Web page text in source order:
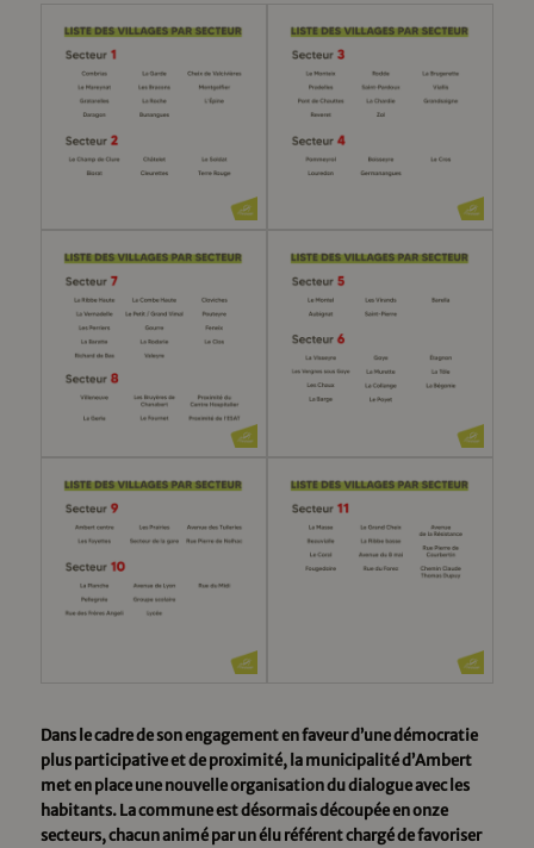
Dans le cadre de son engagement en faveur d’une démocratie
plus participative et de proximité, la municipalité d’Ambert
met en place une nouvelle organisation du dialogue avec les
habitants. La commune est désormais découpée en onze
secteurs, chacun animé par un élu référent chargé de favoriser